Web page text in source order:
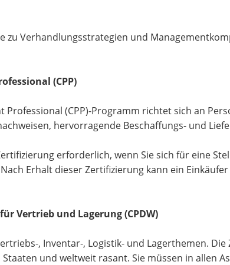
zu Verhandlungsstrategien und
(CPP)
Professional (CPP)-Programm richtet sich an
hervorragende Beschaffungs- und
erforderlich, wenn Sie sich für eine
Erhalt dieser Zertifizierung kann ein
Vertrieb und Lagerung (CPDW)
, Inventar-, Logistik- und Lagerthemen.
und weltweit rasant. Sie müssen in allen